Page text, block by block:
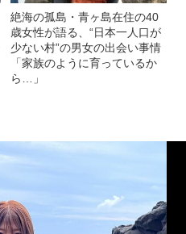
絶海の孤島・青ヶ島在住の40
歳女性が語る、“日本一人口が
少ない村”の男女の出会い事情
「家族のように育っているか
ら…」